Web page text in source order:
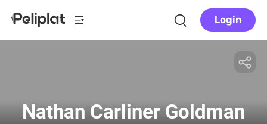
Login
Nathan Carliner Goldman